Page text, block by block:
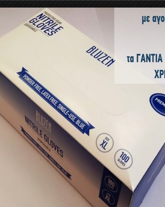
Διατίθεται και σε εύχρηστη ετοιμόχρηστη
Εφαρμογή
Σε χώρους κατοικιδίων ζώων, αυλές, ντουλάπια,
απορροφητήρων, στρώματα, αυτοκίνητα,
Κωδικός προϊόντος: ΑΠΠ280001